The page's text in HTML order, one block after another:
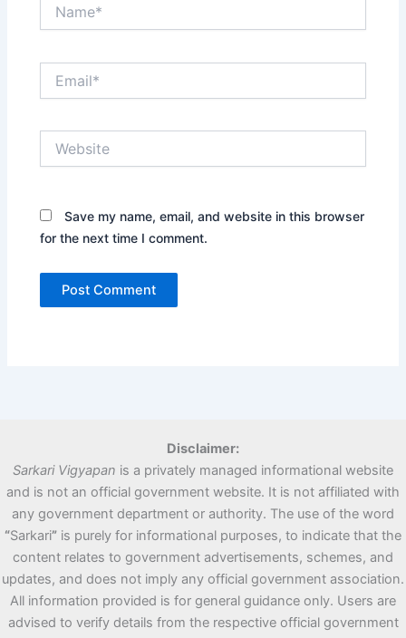
Save my name, email, and website in this browser
for the next time I comment.
Disclaimer:
Sarkari Vigyapan is a privately managed informational website
and is not an official government website. It is not affiliated with
any government department or authority. The use of the word
“Sarkari” is purely for informational purposes, to indicate that the
content relates to government advertisements, schemes, and
updates, and does not imply any official government association.
All information provided is for general guidance only. Users are
advised to verify details from the respective official government